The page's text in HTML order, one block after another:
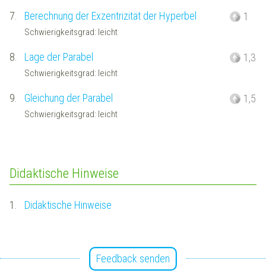
7. Berechnung der Exzentrizität der Hyperbel
Schwierigkeitsgrad: leicht
1
8. Lage der Parabel
Schwierigkeitsgrad: leicht
1,3
9. Gleichung der Parabel
Schwierigkeitsgrad: leicht
1,5
Didaktische Hinweise
1. Didaktische Hinweise
Feedback senden